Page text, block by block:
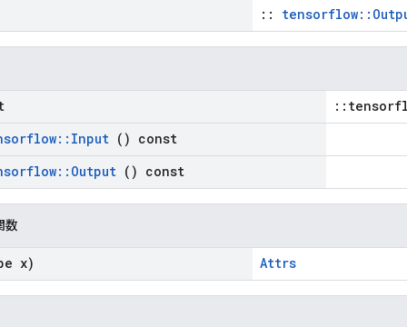
::
:: Input () const
:: Output () const
数
x) Attrs